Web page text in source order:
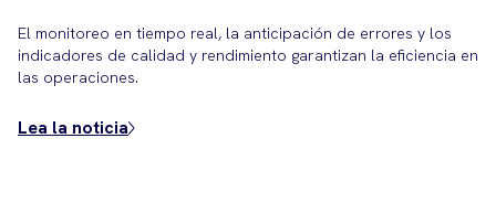
El monitoreo en tiempo real, la anticipación de errores y los
indicadores de calidad y rendimiento garantizan la eficiencia en
las operaciones.
Lea la noticia